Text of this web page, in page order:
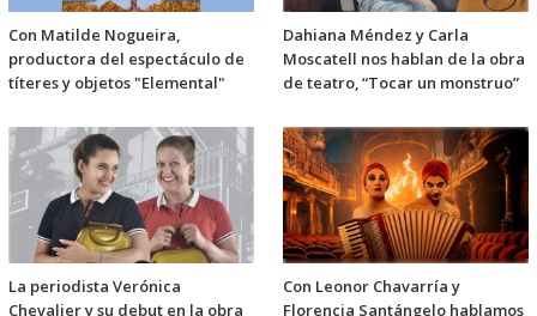
Con Matilde Nogueira,
productora del espectáculo de
títeres y objetos "Elemental"
Dahiana Méndez y Carla
Moscatell nos hablan de la obra
de teatro, “Tocar un monstruo”
La periodista Verónica
Chevalier y su debut en la obra
Con Leonor Chavarría y
Florencia Santángelo hablamos